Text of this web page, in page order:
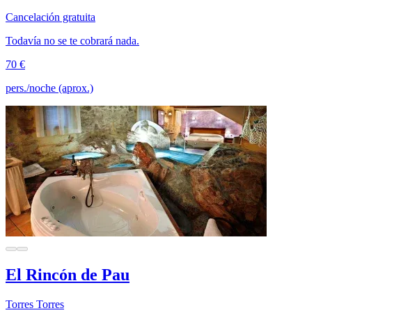
Cancelación gratuita
Todavía no se te cobrará nada.
70 €
pers./noche (aprox.)
El Rincón de Pau
Torres Torres